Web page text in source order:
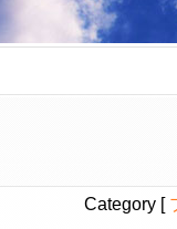
Category [